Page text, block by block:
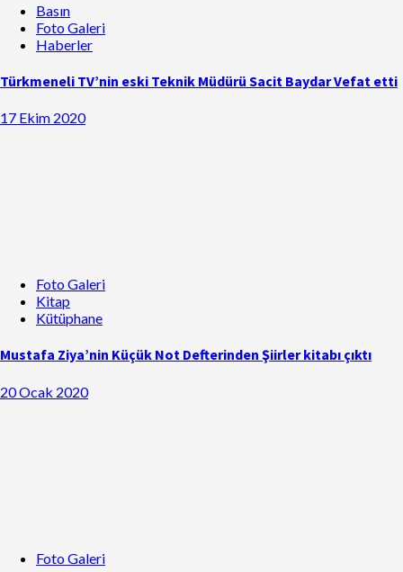
Basın
Foto Galeri
Haberler
Türkmeneli TV’nin eski Teknik Müdürü Sacit Baydar Vefat etti
17 Ekim 2020
Foto Galeri
Kitap
Kütüphane
Mustafa Ziya’nin Küçük Not Defterinden Şiirler kitabı çıktı
20 Ocak 2020
Foto Galeri